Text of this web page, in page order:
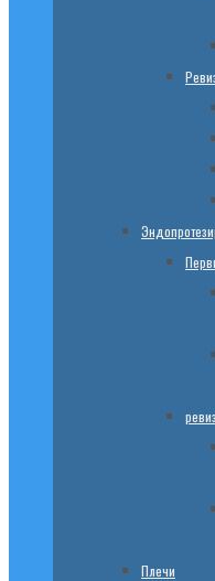
Плечи